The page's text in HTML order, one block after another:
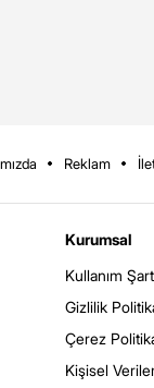
Reklam
Kurumsal
Kullanım
Gizlilik
Çerez
Kişisel